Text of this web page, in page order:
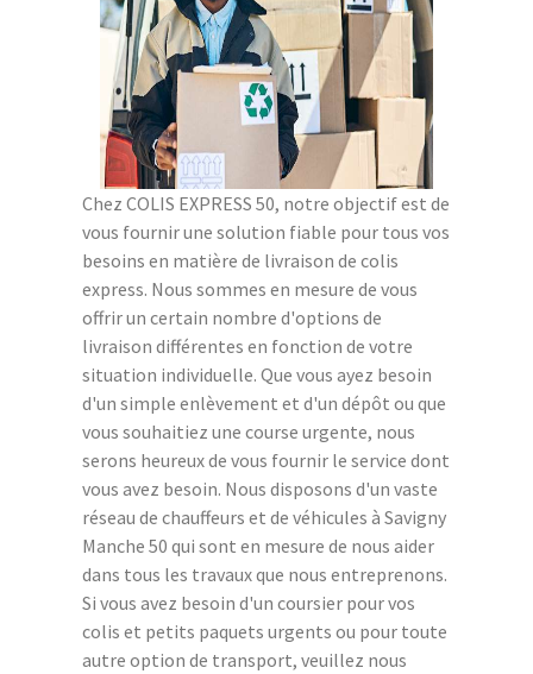
Chez COLIS EXPRESS 50, notre objectif est de
vous fournir une solution fiable pour tous vos
besoins en matière de livraison de colis
express. Nous sommes en mesure de vous
offrir un certain nombre d'options de
livraison différentes en fonction de votre
situation individuelle. Que vous ayez besoin
d'un simple enlèvement et d'un dépôt ou que
vous souhaitiez une course urgente, nous
serons heureux de vous fournir le service dont
vous avez besoin. Nous disposons d'un vaste
réseau de chauffeurs et de véhicules à Savigny
Manche 50 qui sont en mesure de nous aider
dans tous les travaux que nous entreprenons.
Si vous avez besoin d'un coursier pour vos
colis et petits paquets urgents ou pour toute
autre option de transport, veuillez nous